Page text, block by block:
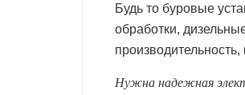
Будь то буровые
обработки,
Нужна надежная